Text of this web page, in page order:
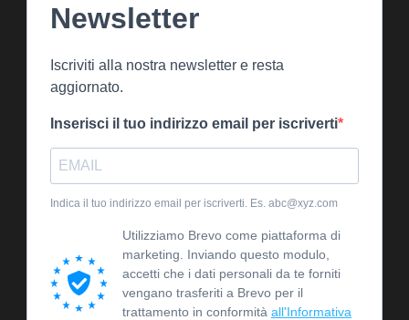
Newsletter
Iscriviti alla nostra newsletter e resta
aggiornato.
Inserisci il tuo indirizzo email per iscriverti
Indica il tuo indirizzo email per iscriverti. Es. abc@xyz.com
Utilizziamo Brevo come piattaforma di
marketing. Inviando questo modulo,
accetti che i dati personali da te forniti
vengano trasferiti a Brevo per il
trattamento in conformità all'Informativa